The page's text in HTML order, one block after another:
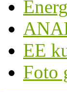
EE
Foto